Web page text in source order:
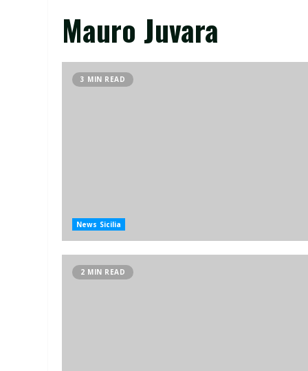
Mauro Juvara
3 MIN READ
News Sicilia
2 MIN READ